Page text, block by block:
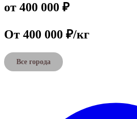
от 400 000 ₽
От 400 000 ₽/кг
Все города